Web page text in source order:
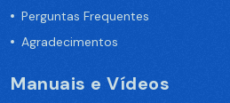
Perguntas Frequentes
Agradecimentos
Manuais e Vídeos